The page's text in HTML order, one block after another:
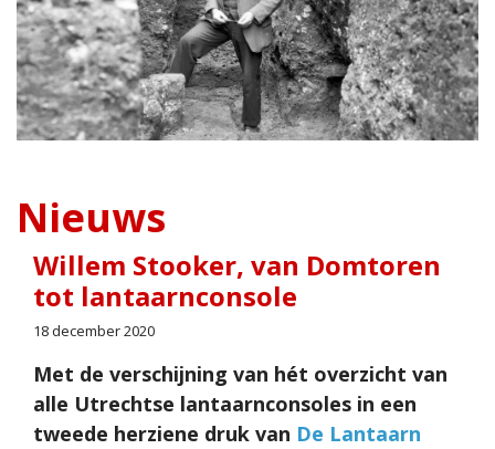
Nieuws
Willem Stooker, van Domtoren
tot lantaarnconsole
18 december 2020
Met de verschijning van hét overzicht van
alle Utrechtse lantaarnconsoles in een
tweede herziene druk van De Lantaarn